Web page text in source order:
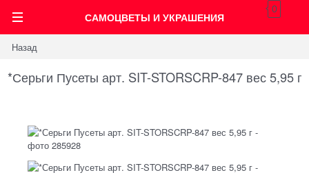
САМОЦВЕТЫ И УКРАШЕНИЯ
0
Назад
*Серьги Пусеты арт. SIT-STORSCRP-847 вес 5,95 г